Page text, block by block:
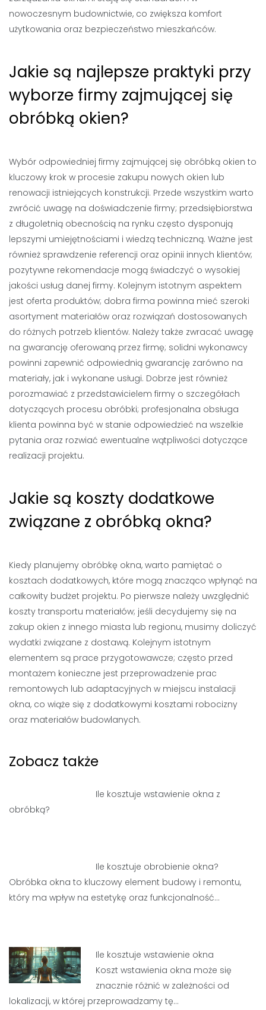
nowoczesnym budownictwie, co zwiększa komfort
użytkowania oraz bezpieczeństwo mieszkańców.
Jakie są najlepsze praktyki przy
wyborze firmy zajmującej się
obróbką okien?
Wybór odpowiedniej firmy zajmującej się obróbką okien to
kluczowy krok w procesie zakupu nowych okien lub
renowacji istniejących konstrukcji. Przede wszystkim warto
zwrócić uwagę na doświadczenie firmy; przedsiębiorstwa
z długoletnią obecnością na rynku często dysponują
lepszymi umiejętnościami i wiedzą techniczną. Ważne jest
również sprawdzenie referencji oraz opinii innych klientów;
pozytywne rekomendacje mogą świadczyć o wysokiej
jakości usług danej firmy. Kolejnym istotnym aspektem
jest oferta produktów; dobra firma powinna mieć szeroki
asortyment materiałów oraz rozwiązań dostosowanych
do różnych potrzeb klientów. Należy także zwracać uwagę
na gwarancję oferowaną przez firmę; solidni wykonawcy
powinni zapewnić odpowiednią gwarancję zarówno na
materiały, jak i wykonane usługi. Dobrze jest również
porozmawiać z przedstawicielem firmy o szczegółach
dotyczących procesu obróbki; profesjonalna obsługa
klienta powinna być w stanie odpowiedzieć na wszelkie
pytania oraz rozwiać ewentualne wątpliwości dotyczące
realizacji projektu.
Jakie są koszty dodatkowe
związane z obróbką okna?
Kiedy planujemy obróbkę okna, warto pamiętać o
kosztach dodatkowych, które mogą znacząco wpłynąć na
całkowity budżet projektu. Po pierwsze należy uwzględnić
koszty transportu materiałów; jeśli decydujemy się na
zakup okien z innego miasta lub regionu, musimy doliczyć
wydatki związane z dostawą. Kolejnym istotnym
elementem są prace przygotowawcze; często przed
montażem konieczne jest przeprowadzenie prac
remontowych lub adaptacyjnych w miejscu instalacji
okna, co wiąże się z dodatkowymi kosztami robocizny
oraz materiałów budowlanych.
Zobacz także
Ile kosztuje wstawienie okna z
obróbką?
Ile kosztuje obrobienie okna?
Obróbka okna to kluczowy element budowy i remontu,
który ma wpływ na estetykę oraz funkcjonalność…
Ile kosztuje wstawienie okna
Koszt wstawienia okna może się
znacznie różnić w zależności od
lokalizacji, w której przeprowadzamy tę…